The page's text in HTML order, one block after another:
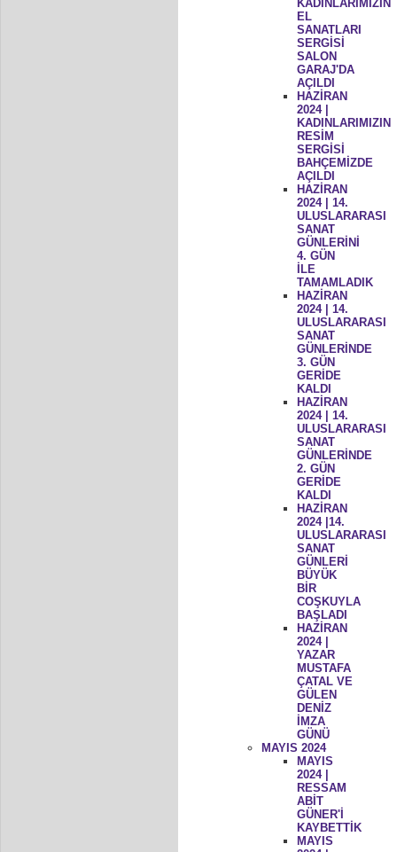
KADINLARIMIZIN
EL
SANATLARI
SERGİSİ
SALON
GARAJ'DA
AÇILDI
HAZİRAN
2024 |
KADINLARIMIZIN
RESİM
SERGİSİ
BAHÇEMİZDE
AÇILDI
HAZİRAN
2024 | 14.
ULUSLARARASI
SANAT
GÜNLERİNİ
4. GÜN
İLE
TAMAMLADIK
HAZİRAN
2024 | 14.
ULUSLARARASI
SANAT
GÜNLERİNDE
3. GÜN
GERİDE
KALDI
HAZİRAN
2024 | 14.
ULUSLARARASI
SANAT
GÜNLERİNDE
2. GÜN
GERİDE
KALDI
HAZİRAN
2024 |14.
ULUSLARARASI
SANAT
GÜNLERİ
BÜYÜK
BİR
COŞKUYLA
BAŞLADI
HAZİRAN
2024 |
YAZAR
MUSTAFA
ÇATAL VE
GÜLEN
DENİZ
İMZA
GÜNÜ
MAYIS 2024
MAYIS
2024 |
RESSAM
ABİT
GÜNER'İ
KAYBETTİK
MAYIS